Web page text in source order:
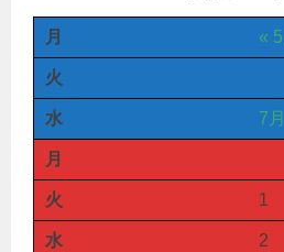
月 « 5
火
水 7
月
火 1
水 2